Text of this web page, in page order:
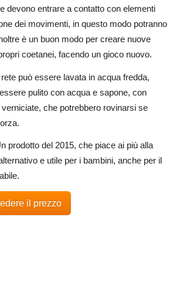
devono entrare a contatto con elementi
dei movimenti, in questo modo potranno
è un buon modo per creare nuove
coetanei, facendo un gioco nuovo.
rete può essere lavata in acqua fredda,
pulito con acqua e sapone, con
che potrebbero rovinarsi se
prodotto del 2015, che piace ai più alla
e utile per i bambini, anche per il
il prezzo